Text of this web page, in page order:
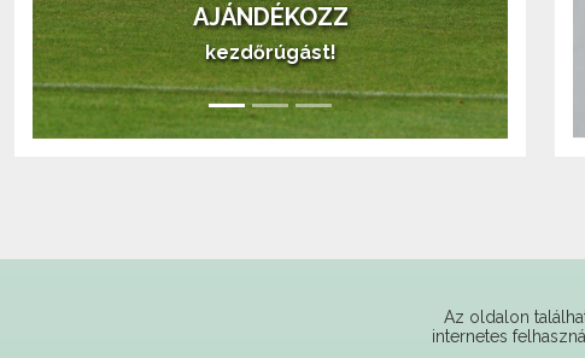
AJÁNDÉKOZZ
kezdőrúgást!
Az oldalon
internetes